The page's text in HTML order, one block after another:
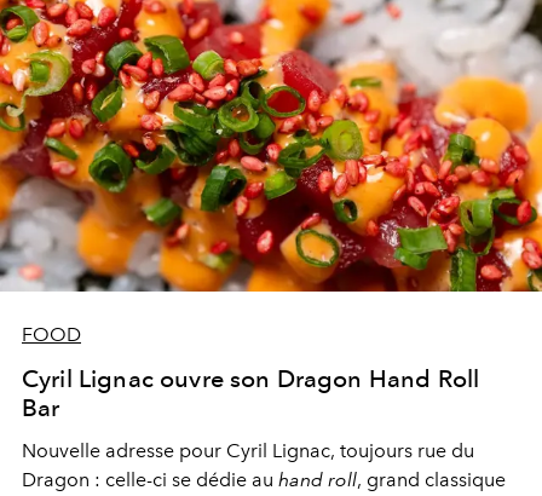
FOOD
Cyril Lignac ouvre son Dragon Hand Roll
Bar
Nouvelle adresse pour Cyril Lignac, toujours rue du
Dragon : celle-ci se dédie au hand roll, grand classique